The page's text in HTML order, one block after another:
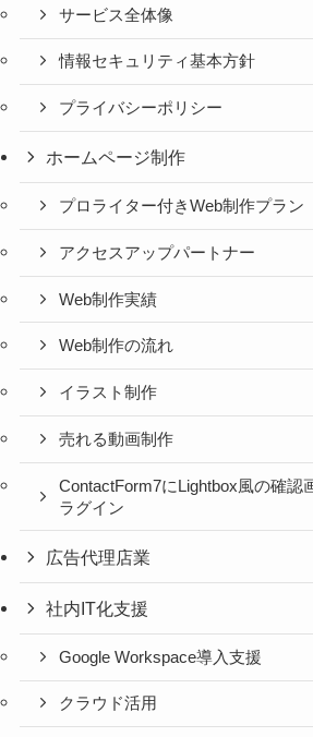
サービス全体像
情報セキュリティ基本方針
プライバシーポリシー
ホームページ制作
プロライター付きWeb制作プラン
アクセスアップパートナー
Web制作実績
Web制作の流れ
イラスト制作
売れる動画制作
ContactForm7にLightbox風の確認
ラグイン
広告代理店業
社内IT化支援
Google Workspace導入支援
クラウド活用